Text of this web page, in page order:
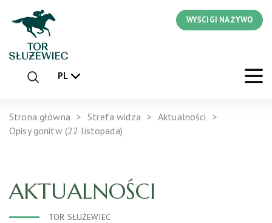
WYŚCIGI NA ŻYWO
PL
Strona główna Strefa widza
Aktualności
Opisy gonitw (22 listopada)
AKTUALNOŚCI
TOR SŁUŻEWIEC